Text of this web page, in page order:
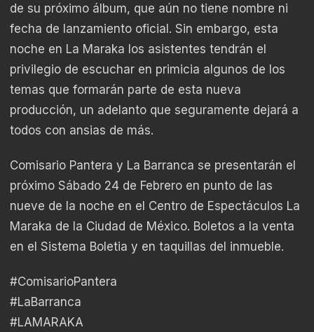
de su próximo álbum, que aún no tiene nombre ni
fecha de lanzamiento oficial. Sin embargo, esta
noche en La Maraka los asistentes tendrán el
privilegio de escuchar en primicia algunos de los
temas que formarán parte de esta nueva
producción, un adelanto que seguramente dejará a
todos con ansias de más.
Comisario Pantera y La Barranca se presentarán el
próximo Sábado 24 de Febrero en punto de las
nueve de la noche en el Centro de Espectáculos La
Maraka de la Ciudad de México. Boletos a la venta
en el Sistema Boletia y en taquillas del inmueble.
#ComisarioPantera
#LaBarranca
#LAMARAKA